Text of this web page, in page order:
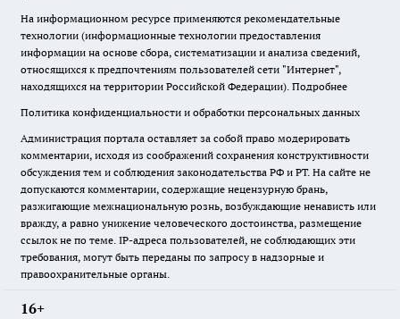
На информационном ресурсе применяются рекомендательные
технологии (информационные технологии предоставления
информации на основе сбора, систематизации и анализа сведений,
относящихся к предпочтениям пользователей сети "Интернет",
находящихся на территории Российской Федерации). Подробнее
Политика конфиденциальности и обработки персональных данных
Администрация портала оставляет за собой право модерировать
комментарии, исходя из соображений сохранения конструктивности
обсуждения тем и соблюдения законодательства РФ и РТ. На сайте не
допускаются комментарии, содержащие нецензурную брань,
разжигающие межнациональную рознь, возбуждающие ненависть или
вражду, а равно унижение человеческого достоинства, размещение
ссылок не по теме. IP-адреса пользователей, не соблюдающих эти
требования, могут быть переданы по запросу в надзорные и
правоохранительные органы.
16+